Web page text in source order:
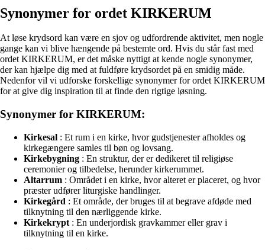
Synonymer for ordet KIRKERUM
At løse krydsord kan være en sjov og udfordrende aktivitet, men nogle
gange kan vi blive hængende på bestemte ord. Hvis du står fast med
ordet KIRKERUM, er det måske nyttigt at kende nogle synonymer,
der kan hjælpe dig med at fuldføre krydsordet på en smidig måde.
Nedenfor vil vi udforske forskellige synonymer for ordet KIRKERUM
for at give dig inspiration til at finde den rigtige løsning.
Synonymer for KIRKERUM:
Kirkesal : Et rum i en kirke, hvor gudstjenester afholdes og
kirkegængere samles til bøn og lovsang.
Kirkebygning : En struktur, der er dedikeret til religiøse
ceremonier og tilbedelse, herunder kirkerummet.
Altarrum : Området i en kirke, hvor alteret er placeret, og hvor
præster udfører liturgiske handlinger.
Kirkegård : Et område, der bruges til at begrave afdøde med
tilknytning til den nærliggende kirke.
Kirkekrypt : En underjordisk gravkammer eller grav i
tilknytning til en kirke.